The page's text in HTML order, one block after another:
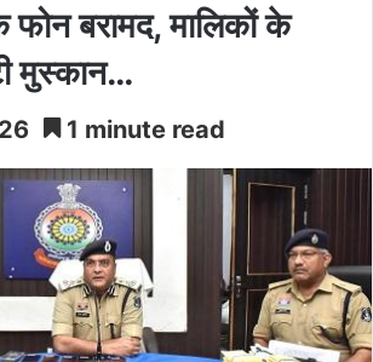
बरामद, मालिकों के
मुस्कान…
1 minute read